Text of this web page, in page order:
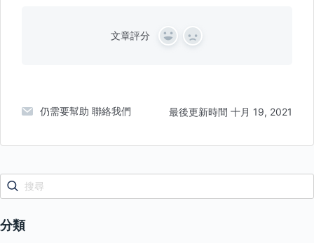
文章評分
Y
N
仍需要幫助 聯絡我們 最後更新時間 十月 19, 2021
分類